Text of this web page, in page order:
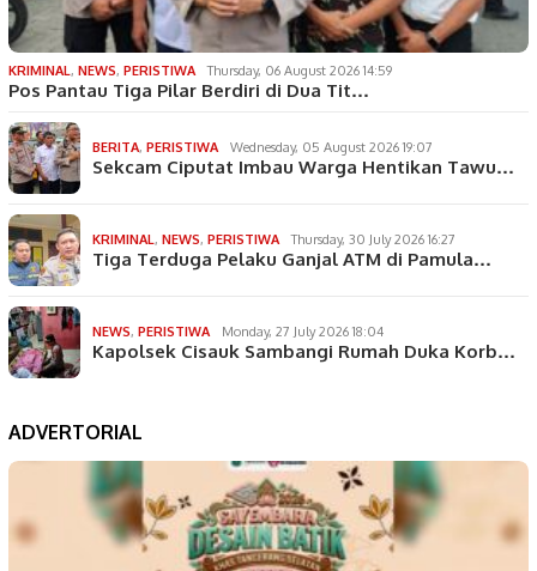
KRIMINAL, NEWS, PERISTIWA Thursday, 06 August 2026 14:59
Pos Pantau Tiga Pilar Berdiri di Dua Tit…
BERITA, PERISTIWA Wednesday, 05 August 2026 19:07
Sekcam Ciputat Imbau Warga Hentikan Tawu…
KRIMINAL, NEWS, PERISTIWA Thursday, 30 July 2026 16:27
Tiga Terduga Pelaku Ganjal ATM di Pamula…
NEWS, PERISTIWA Monday, 27 July 2026 18:04
Kapolsek Cisauk Sambangi Rumah Duka Korb…
ADVERTORIAL